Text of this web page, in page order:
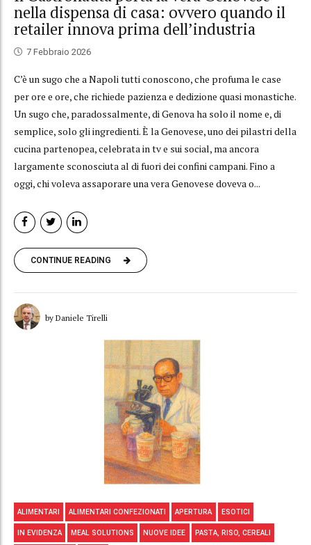
nella dispensa di casa: ovvero quando il
retailer innova prima dell’industria
7 Febbraio 2026
C’è un sugo che a Napoli tutti conoscono, che profuma le case
per ore e ore, che richiede pazienza e dedizione quasi monastiche.
Un sugo che, paradossalmente, di Genova ha solo il nome e, di
semplice, solo gli ingredienti. È la Genovese, uno dei pilastri della
cucina partenopea, celebrata in tv e sui social, ma ancora
largamente sconosciuta al di fuori dei confini campani. Fino a
oggi, chi voleva assaporare una vera Genovese doveva o...
CONTINUE READING
by Daniele Tirelli
ALIMENTARI ALIMENTARI CONFEZIONATI APERTURA ESOTICI
IN EVIDENZA MEAL SOLUTIONS NUOVE IDEE PASTA, RISO, CEREALI